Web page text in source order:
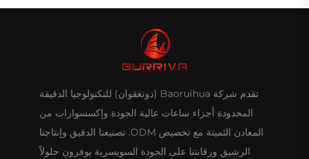
تقدم شركة Baoruihua (دونغقوان) للتكنولوجيا الدقيقة
المحدودة أجزاء ساعات عالية الجودة وإكسسوارات من
المعادن الثمينة مع تخصيص ODM. تصنيعنا الدقيق وإنتاجنا
الرشيق ورقابتنا على الجودة السويسرية يوفرون حلولاً